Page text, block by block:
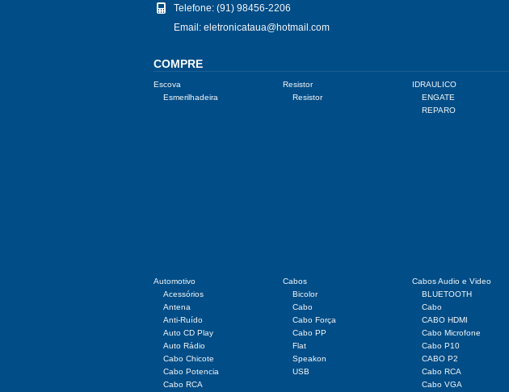
Telefone: (91) 98456-2206
Email: eletronicataua@hotmail.com
COMPRE
Escova
Esmerilhadeira
Resistor
Resistor
IDRAULICO
ENGATE
REPARO
Automotivo
Acessórios
Antena
Anti-Ruído
Auto CD Play
Auto Rádio
Cabo Chicote
Cabo Potencia
Cabo RCA
Cabos
Bicolor
Cabo
Cabo Força
Cabo PP
Flat
Speakon
USB
Cabos Audio e Video
BLUETOOTH
Cabo
CABO HDMI
Cabo Microfone
Cabo P10
CABO P2
Cabo RCA
Cabo VGA